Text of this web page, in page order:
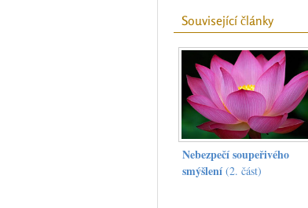
Související články
Nebezpečí soupeřivého
smýšlení(2. část)